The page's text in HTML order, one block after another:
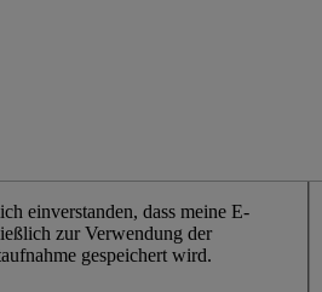
einverstanden, dass meine E-
zur Verwendung der
gespeichert wird.